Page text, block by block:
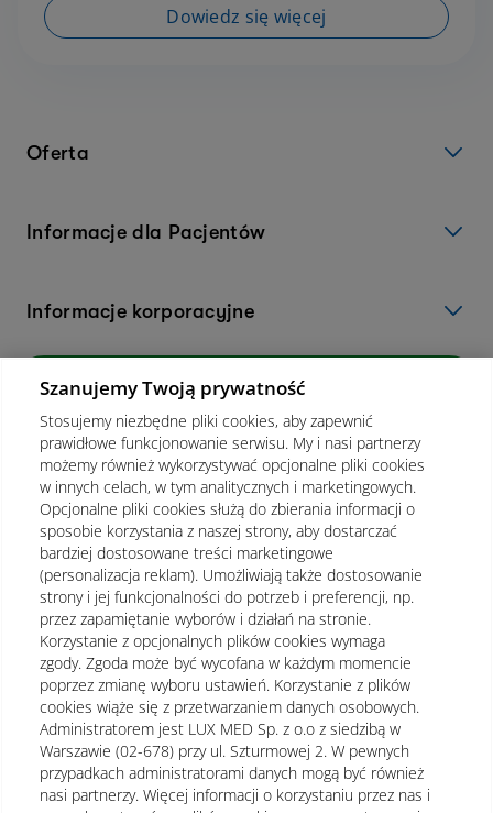
Dowiedz się więcej
Oferta
Informacje dla Pacjentów
Informacje korporacyjne
Kup abonamenty online
Kup online
Pobierz aplikację mobilną
Szanujemy Twoją prywatność
Stosujemy niezbędne pliki cookies, aby zapewnić
prawidłowe funkcjonowanie serwisu. My i nasi partnerzy
możemy również wykorzystywać opcjonalne pliki cookies
w innych celach, w tym analitycznych i marketingowych.
Opcjonalne pliki cookies służą do zbierania informacji o
sposobie korzystania z naszej strony, aby dostarczać
bardziej dostosowane treści marketingowe
(personalizacja reklam). Umożliwiają także dostosowanie
strony i jej funkcjonalności do potrzeb i preferencji, np.
przez zapamiętanie wyborów i działań na stronie.
Korzystanie z opcjonalnych plików cookies wymaga
zgody. Zgoda może być wycofana w każdym momencie
poprzez zmianę wyboru ustawień. Korzystanie z plików
cookies wiąże się z przetwarzaniem danych osobowych.
Administratorem jest LUX MED Sp. z o.o z siedzibą w
Warszawie (02-678) przy ul. Szturmowej 2. W pewnych
przypadkach administratorami danych mogą być również
nasi partnerzy. Więcej informacji o korzystaniu przez nas i